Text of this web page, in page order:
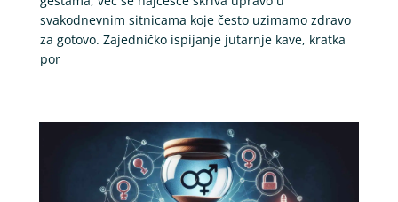
svakodnevnim sitnicama koje često uzimamo zdravo
za gotovo. Zajedničko ispijanje jutarnje kave, kratka
por